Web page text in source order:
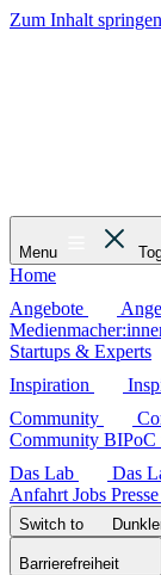
Zum Inhalt springen
Menu
Home
Angebote
Startups & Experts
Inspiration
Community
Community BIPoC
Das Lab
Das
Anfahrt Jobs Presse
Switch to
Barrierefreiheit